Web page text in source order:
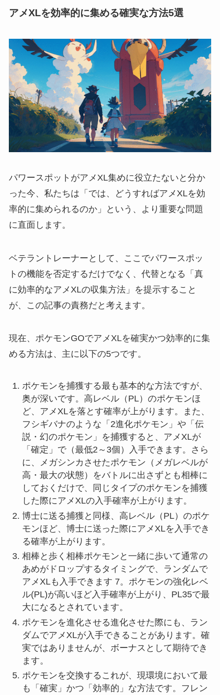
アメXLを効率的に集める確実な方法5選
パワースポットがアメXL集めに役立たないと分か
った今、私たちは「では、どうすればアメXLを効
率的に集められるのか」という、より重要な問題
に直面します。
ベテラントレーナーとして、ここでパワースポッ
トの機能を否定するだけでなく、代替となる「真
に効率的なアメXLの収集方法」を提示すること
が、この記事の責務だと考えます。
現在、ポケモンGOでアメXLを確実かつ効率的に集
める方法は、主に以下の5つです。
ポケモンを捕獲する最も基本的な方法ですが、
奥が深いです。高レベル（PL）のポケモンほ
ど、アメXLを落とす確率が上がります。また、
フシギバナのような「2進化ポケモン」や「伝
説・幻のポケモン」を捕獲すると、アメXLが
「確定」で（最低2～3個）入手できます。さら
に、メガシンカさせたポケモン（メガレベルが
高・最大の状態）をバトルに出さずとも相棒に
しておくだけで、同じタイプのポケモンを捕獲
した際にアメXLの入手確率が上がります。
博士に送る捕獲と同様、高レベル（PL）のポケ
モンほど、博士に送った際にアメXLを入手でき
る確率が上がります。
相棒と歩く相棒ポケモンと一緒に歩いて通常の
あめがドロップするタイミングで、ランダムで
アメXLも入手できます 7。ポケモンの強化レベ
ル(PL)が高いほど入手確率が上がり、PL35で最
大になるとされています。
ポケモンを進化させる進化させた際にも、ラン
ダムでアメXLが入手できることがあります。確
実ではありませんが、ボーナスとして期待でき
ます。
ポケモンを交換するこれが、現環境において最
も「確実」かつ「効率的」な方法です。フレン